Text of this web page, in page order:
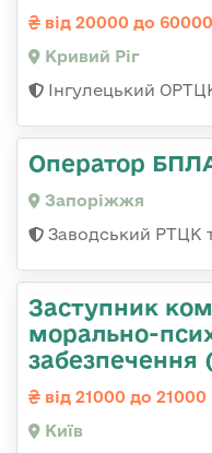
від 20000 до
Кривий Ріг
Інгулецький
Оператор
Запоріжжя
Заводський РТЦК
Заступник
морально-
забезпечення
від 21000 до 21000
Київ